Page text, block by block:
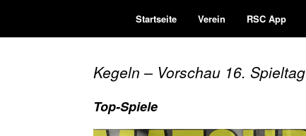
Startseite Verein RSC App
Kegeln – Vorschau 16. Spieltag
Top-Spiele